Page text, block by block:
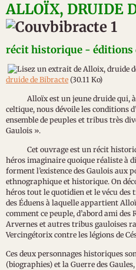
ALLOÏX, DRUIDE
récit historique - éditions
druide de Bibracte (30.11 Ko)
Alloïx est un jeune druide qui, à
celtique, nous dévoile les conditions
ensemble de peuples et tribus très
Gaulois ».
Cet ouvrage est un récit
héros imaginaire quoique réaliste à
forment l’existence des Gaulois aux
ethnographique et historique. On
héros tout le quotidien et le vécu
des Éduens à laquelle appartient
comment ce peuple, d’abord ami
Arvernes et autres tribus gauloises
Vercingétorix contre les légions de
Ces deux personnages historiques
(biographies) et la Guerre des